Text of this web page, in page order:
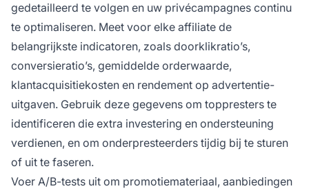
gedetailleerd te volgen en uw privécampagnes continu
te optimaliseren. Meet voor elke affiliate de
belangrijkste indicatoren, zoals doorklikratio’s,
conversieratio’s, gemiddelde orderwaarde,
klantacquisitiekosten en rendement op advertentie-
uitgaven. Gebruik deze gegevens om toppresters te
identificeren die extra investering en ondersteuning
verdienen, en om onderpresteerders tijdig bij te sturen
of uit te faseren.
Voer A/B-tests uit om promotiemateriaal, aanbiedingen